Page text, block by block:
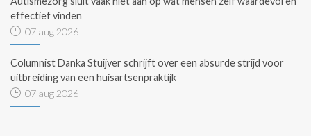
effectief vinden
07 aug 2026
Columnist Danka Stuijver schrijft over een absurde strijd voor
uitbreiding van een huisartsenpraktijk
07 aug 2026